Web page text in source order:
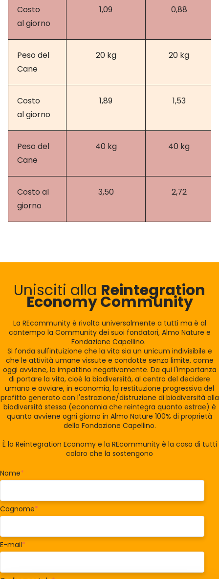
Costo
al giorno
1,09 0,88
Peso del
Cane
20 kg 20 kg
Costo
al giorno
1,89 1,53
Peso del
Cane
40 kg 40 kg
Costo al
giorno
3,50 2,72
Unisciti alla Reintegration
Economy Community
La REcommunity è rivolta universalmente a tutti ma è al
contempo la Community dei suoi fondatori, Almo Nature e
Fondazione Capellino.
Si fonda sull'intuizione che la vita sia un unicum indivisibile e
che le attività umane vissute e condotte senza limite, come
oggi avviene, la impattino negativamente. Da qui l'importanza
di portare la vita, cioè la biodiversità, al centro del decidere
umano e avviare, in economia, la restituzione progressiva del
profitto generato con l'estrazione/distruzione di biodiversità alla
biodiversità stessa (economia che reintegra quanto estrae) è
quanto avviene ogni giorno in Almo Nature 100% di proprietà
della Fondazione Capellino.
È la Reintegration Economy e la REcommunity è la casa di tutti
coloro che la sostengono
Nome*
Cognome*
E-mail*